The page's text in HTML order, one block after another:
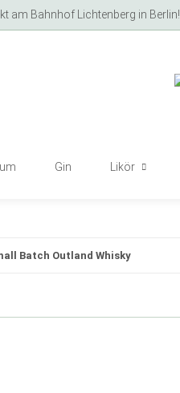
am Bahnhof Lichtenberg in Berlin!
Gin Likör
Batch Outland Whisky